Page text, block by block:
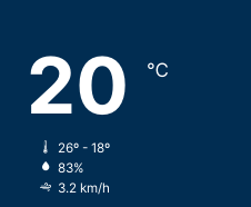
20 ℃
26º - 18º
83%
3.2 km/h